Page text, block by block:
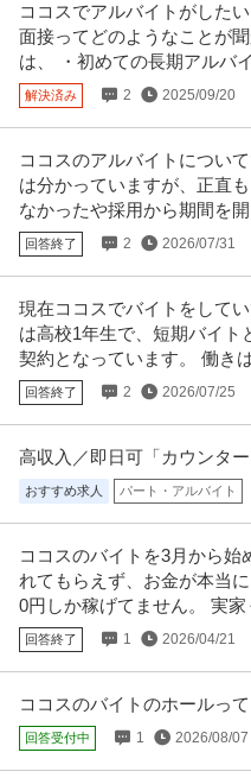
／日勤のみ・残業20h・年間休
名鉄協商株式会社
新着 正社員 交通費支給 昇給あ
年収480万円〜550万円
名鉄協商株式会社 【大田区※転勤
ココスでアルバイトがした
面接ってどのようなことが
は、 ・初めての長期アルバ
解決済み 2 2025/09/20
ココスのアルバイトについ
は分かっていますが、正直
なかったや採用から期間を
回答終了 2 2026/07/31
現在ココスでバイトをして
は高校1年生で、短期バイト
契約となっています。 働き
回答終了 2 2026/07/25
高収入／即日可「カウンタ
おすすめ求人 パート・アルバイト
ココスのバイトを3月から始
れてもらえず、お金が本当
0円しか稼げてません。 実家
回答終了 1 2026/04/21
ココスのバイトのホールっ
回答受付中 1 2026/08/07